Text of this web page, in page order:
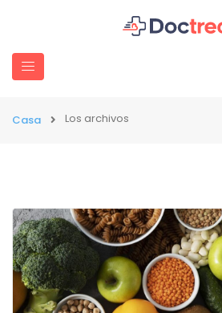
Casa Los archivos